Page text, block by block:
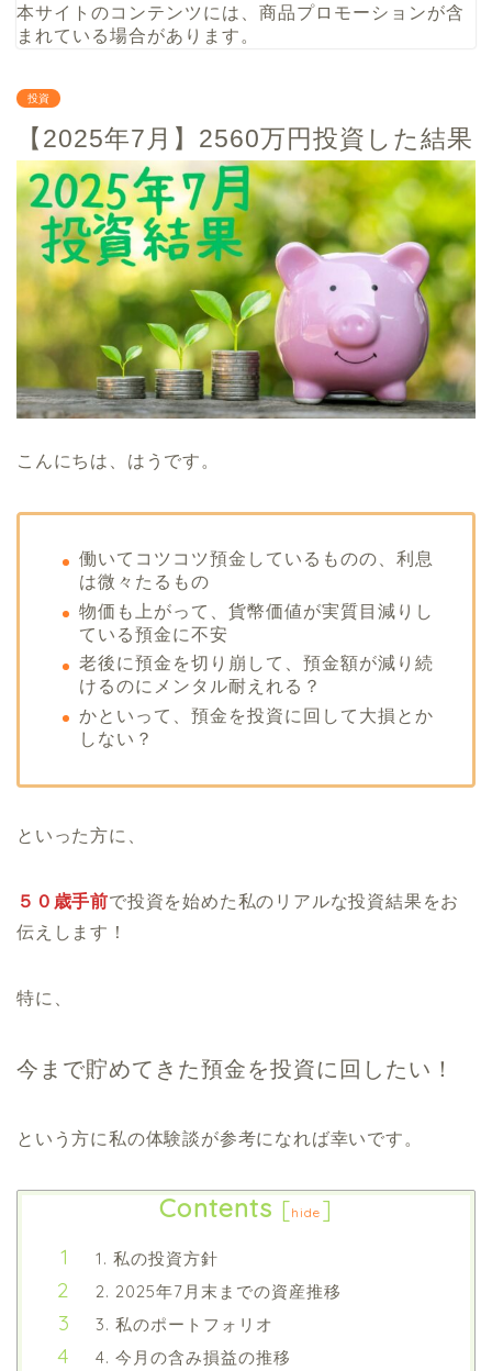
本サイトのコンテンツには、商品プロモーションが含
まれている場合があります。
投資
【2025年7月】2560万円投資した結果
こんにちは、はうです。
働いてコツコツ預金しているものの、利息
は微々たるもの
物価も上がって、貨幣価値が実質目減りし
ている預金に不安
老後に預金を切り崩して、預金額が減り続
けるのにメンタル耐えれる？
かといって、預金を投資に回して大損とか
しない？
といった方に、
５０歳手前で投資を始めた私のリアルな投資結果をお
伝えします！
特に、
今まで貯めてきた預金を投資に回したい！
という方に私の体験談が参考になれば幸いです。
Contents [hide ]
1. 私の投資方針
2. 2025年7月末までの資産推移
3. 私のポートフォリオ
4. 今月の含み損益の推移